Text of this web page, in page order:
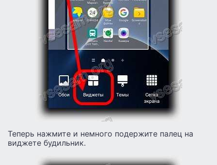
Теперь нажмите и немного подержите палец на
виджете будильник.